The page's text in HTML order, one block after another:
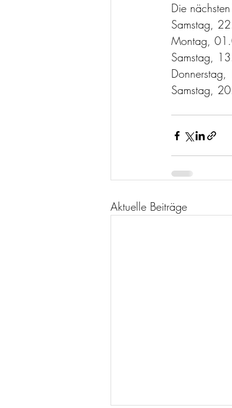
Die
Samstag,
Montag,
Samstag,
Samstag,
Aktuelle Beiträge